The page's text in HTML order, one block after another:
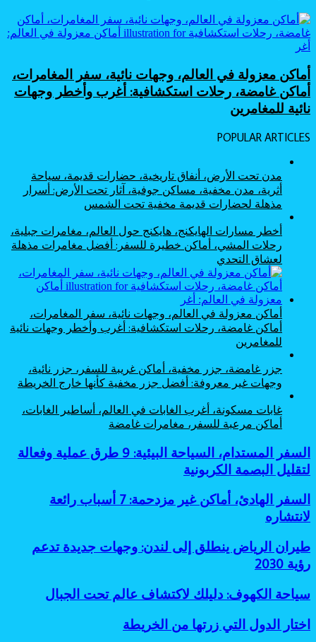
أماكن معزولة في العالم، وجهات نائية، سفر المغامرات،
أماكن غامضة، رحلات استكشافية: أغرب وأخطر وجهات
نائية للمغامرين
POPULAR ARTICLES
مدن تحت الأرض، أنفاق تاريخية، حضارات قديمة، سياحة
أثرية، مدن مخفية، مساكن جوفية، آثار تحت الأرض: أسرار
مذهلة لحضارات قديمة مخفية تحت الشمس
أخطر مسارات الهايكنج، هايكنج حول العالم، مغامرات جبلية،
رحلات المشي، أماكن خطيرة للسفر: أفضل مغامرات مذهلة
لعشاق التحدي
أماكن معزولة في العالم، وجهات نائية، سفر المغامرات،
أماكن غامضة، رحلات استكشافية: أغرب وأخطر وجهات نائية
للمغامرين
جزر غامضة، جزر مخفية، أماكن غريبة للسفر، جزر نائية،
وجهات غير معروفة: أفضل جزر مخفية كأنها خارج الخريطة
غابات مسكونة، أغرب الغابات في العالم، أساطير الغابات،
أماكن مرعبة للسفر، مغامرات غامضة
السفر
المستدام،
السياحة
البيئية:
9
طرق
وفعالة
لتقليل
البصمة
السفر المستدام، السياحة البيئية: 9 طرق عملية وفعالة
لتقليل البصمة الكربونية
السفر
الهادئ،
أماكن
مزدحمة:
7
رائعة
لانتشاره
السفر الهادئ، أماكن غير مزدحمة: 7 أسباب رائعة
لانتشاره
طيران
الرياض
ينطلق
لندن:
جديدة
طيران الرياض ينطلق إلى لندن: وجهات جديدة تدعم
رؤية 2030
سياحة
الكهوف:
دليلك
لاكتشاف
سياحة الكهوف: دليلك لاكتشاف عالم تحت الجبال
اختار
الدول
اختار الدول التي زرتها من الخريطة